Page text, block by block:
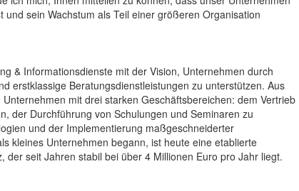
und sein Wachstum als Teil einer größeren Organisation
& Informationsdienste mit der Vision, Unternehmen durch
erstklassige Beratungsdienstleistungen zu unterstützen. Aus
mit drei starken Geschäftsbereichen: dem Vertrieb
der Durchführung von Schulungen und Seminaren zu
und der Implementierung maßgeschneiderter
kleines Unternehmen begann, ist heute eine etablierte
der seit Jahren stabil bei über 4 Millionen Euro pro Jahr liegt.